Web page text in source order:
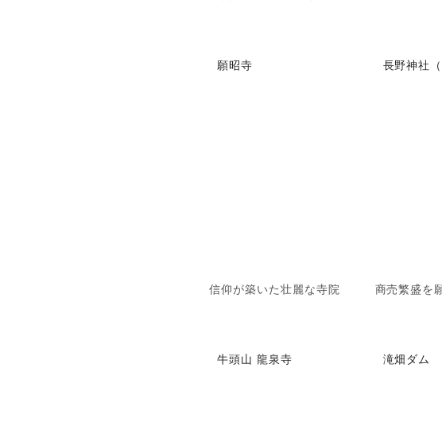
願昭寺
信仰が築いた壮麗な寺院
長野神社（
商売繁盛を
牛頭山 龍泉寺 滝畑ダム